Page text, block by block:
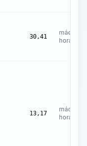
30,41
máquina-
hora
13,17
máquina-
hora